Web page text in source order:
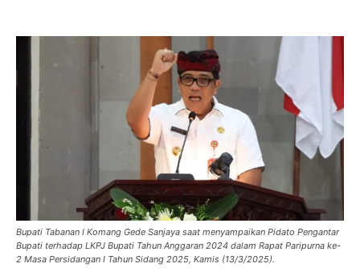
Bupati Tabanan I Komang Gede Sanjaya saat menyampaikan Pidato Pengantar
Bupati terhadap LKPJ Bupati Tahun Anggaran 2024 dalam Rapat Paripurna ke-
2 Masa Persidangan I Tahun Sidang 2025, Kamis (13/3/2025).